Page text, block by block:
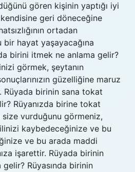
gören kişinin yaptığı iyi
geri döneceğine
ortadan
bir hayat yaşayacağına
birini itmek ne anlama gelir?
görmek, şeytanın
güzelliğine maruz
Rüyada birinin sana tokat
Rüyanızda birine tokat
size vurduğunu görmeniz,
kaybedeceğinize ve bu
ve bu arada maddi
işarettir. Rüyada birinin
Rüyasında birinin